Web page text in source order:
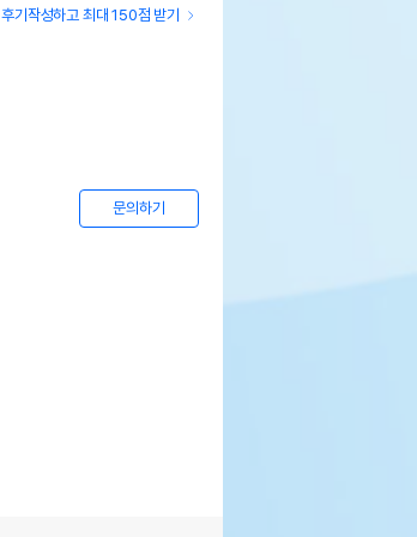
후기작성하고 최대 150점 받기
문의하기